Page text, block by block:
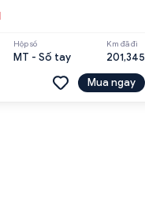
Hộp số
MT - Số tay
Km đã đi
201,345
Mua ngay